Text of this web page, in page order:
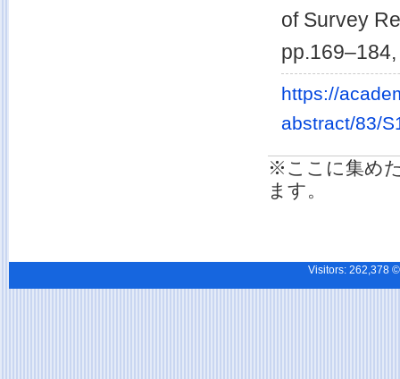
of Survey
pp.169–184,
https://
abstract/83/
※ここに集め
ます。
Visitors: 262,378